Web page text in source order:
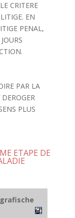
CRITERE
EN
PENAL,
PAR LA
PLUS
ETAPE DE